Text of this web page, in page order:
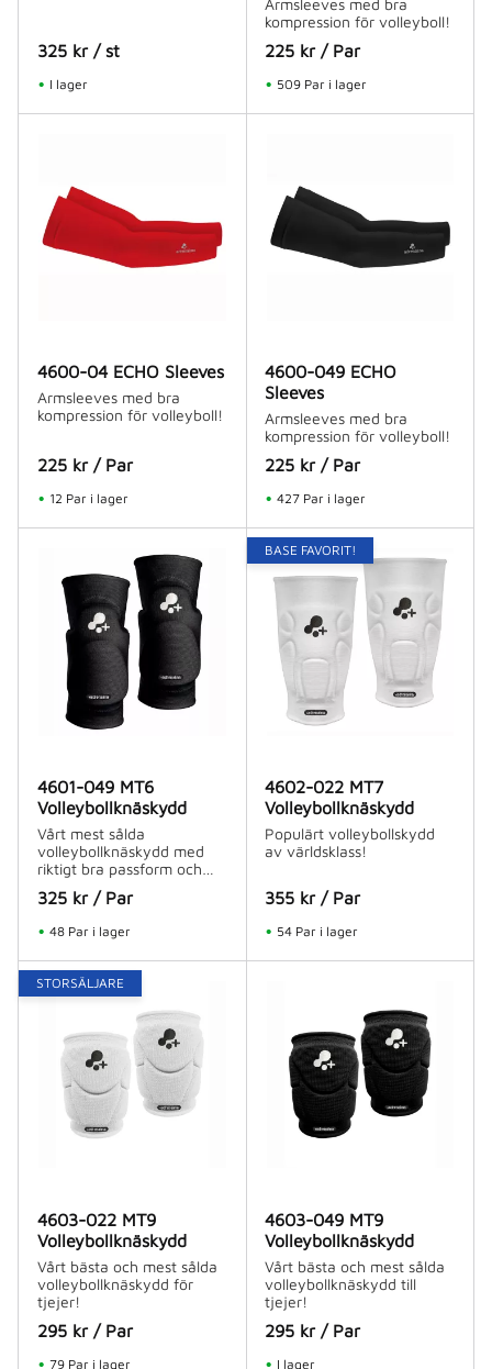
325kr /st
I lager
kompression för volleyboll!
225 kr / Par
509 Par i lager
4600-04 ECHO Sleeves
Armsleeves med bra
kompression för volleyboll!
225kr / Par
12 Par i lager
4600-049 ECHO
Sleeves
Armsleeves med bra
kompression för volleyboll!
225 kr / Par
427 Par i lager
4601-049 MT6
Volleybollknäskydd
Vårt mest sålda
volleybollknäskydd med
riktigt bra passform och
dämpning.
325kr / Par
48 Par i lager
4602-022 MT7
Volleybollknäskydd
Populärt volleybollskydd
av världsklass!
355 kr / Par
BASE FAVORIT!
54 Par i lager
4603-022 MT9
Volleybollknäskydd
Vårt bästa och mest sålda
volleybollknäskydd för
tjejer!
295kr / Par
STORSÄLJARE
79 Par i lager
4603-049 MT9
Volleybollknäskydd
Vårt bästa och mest sålda
volleybollknäskydd till
tjejer!
295 kr / Par
I lager